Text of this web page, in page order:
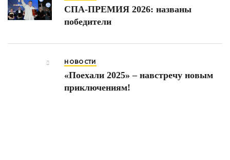
СПА-ПРЕМИЯ 2026: названы
победители
НОВОСТИ
«Поехали 2025» – навстречу новым
приключениям!